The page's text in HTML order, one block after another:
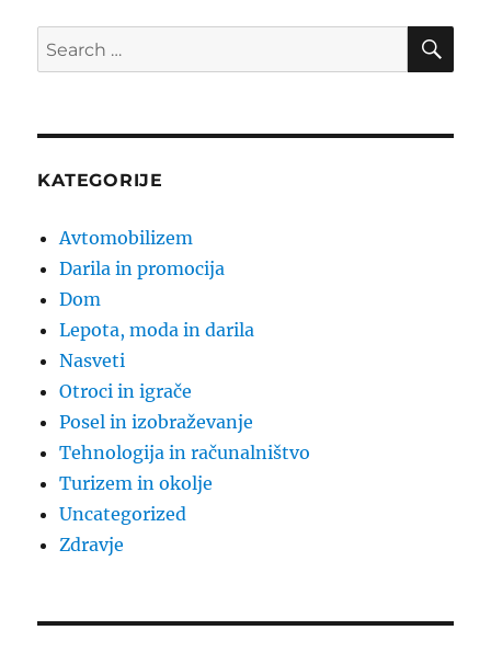
Search
for:
KATEGORIJE
Avtomobilizem
Darila in promocija
Dom
Lepota, moda in darila
Nasveti
Otroci in igrače
Posel in izobraževanje
Tehnologija in računalništvo
Turizem in okolje
Uncategorized
Zdravje